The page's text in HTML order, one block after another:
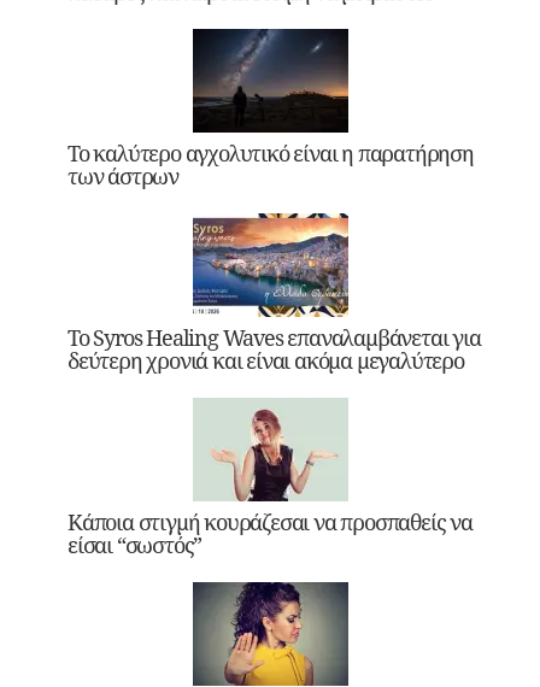
Το καλύτερο αγχολυτικό είναι η παρατήρηση
των άστρων
Το Syros Healing Waves επαναλαμβάνεται για
δεύτερη χρονιά και είναι ακόμα μεγαλύτερο
Κάποια στιγμή κουράζεσαι να προσπαθείς να
είσαι “σωστός”